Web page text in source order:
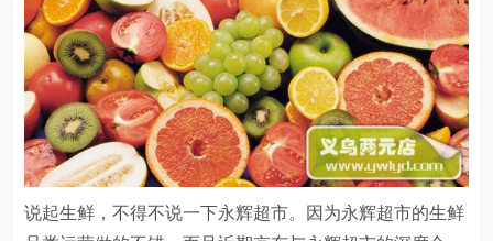
说起生鲜，不得不说一下永辉超市。因为永辉超市的生鲜